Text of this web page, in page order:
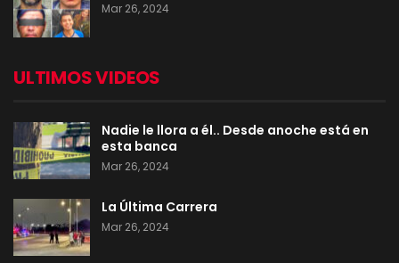
Mar 26, 2024
ULTIMOS VIDEOS
Nadie le llora a él.. Desde anoche está en
esta banca
Mar 26, 2024
La Última Carrera
Mar 26, 2024